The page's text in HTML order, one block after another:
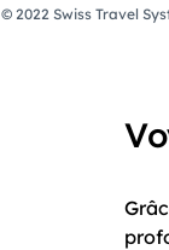
© 2022 Swiss Travel